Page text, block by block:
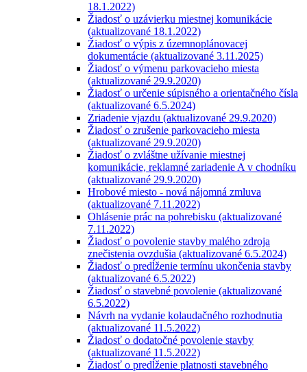
18.1.2022)
Žiadosť o uzávierku miestnej komunikácie
(aktualizované 18.1.2022)
Žiadosť o výpis z územnoplánovacej
dokumentácie (aktualizované 3.11.2025)
Žiadosť o výmenu parkovacieho miesta
(aktualizované 29.9.2020)
Žiadosť o určenie súpisného a orientačného čísla
(aktualizované 6.5.2024)
Zriadenie vjazdu (aktualizované 29.9.2020)
Žiadosť o zrušenie parkovacieho miesta
(aktualizované 29.9.2020)
Žiadosť o zvláštne užívanie miestnej
komunikácie, reklamné zariadenie A v chodníku
(aktualizované 29.9.2020)
Hrobové miesto - nová nájomná zmluva
(aktualizované 7.11.2022)
Ohlásenie prác na pohrebisku (aktualizované
7.11.2022)
Žiadosť o povolenie stavby malého zdroja
znečistenia ovzdušia (aktualizované 6.5.2024)
Žiadosť o predĺženie termínu ukončenia stavby
(aktualizované 6.5.2022)
Žiadosť o stavebné povolenie (aktualizované
6.5.2022)
Návrh na vydanie kolaudačného rozhodnutia
(aktualizované 11.5.2022)
Žiadosť o dodatočné povolenie stavby
(aktualizované 11.5.2022)
Žiadosť o predĺženie platnosti stavebného